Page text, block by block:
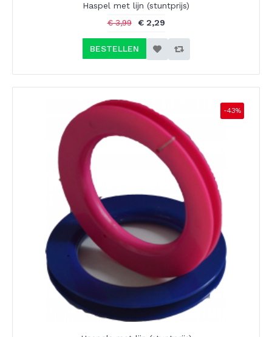
Haspel met lijn (stuntprijs)
€ 3,99 € 2,29
BESTELLEN
-43%